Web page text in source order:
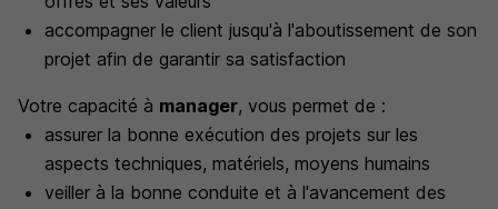
accompagner le client jusqu'à l'aboutissement de son
projet afin de garantir sa satisfaction
Votre capacité à manager, vous permet de :
assurer la bonne exécution des projets sur les
aspects techniques, matériels, moyens humains
veiller à la bonne conduite et à l'avancement des